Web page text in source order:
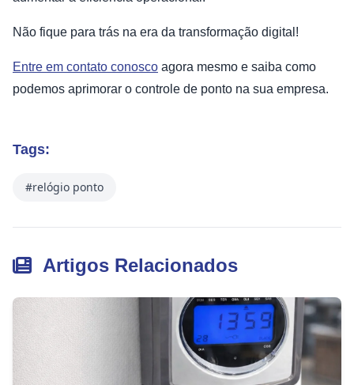
Não fique para trás na era da transformação digital!
Entre em contato conosco agora mesmo e saiba como
podemos aprimorar o controle de ponto na sua empresa.
Tags:
#relógio ponto
Artigos Relacionados